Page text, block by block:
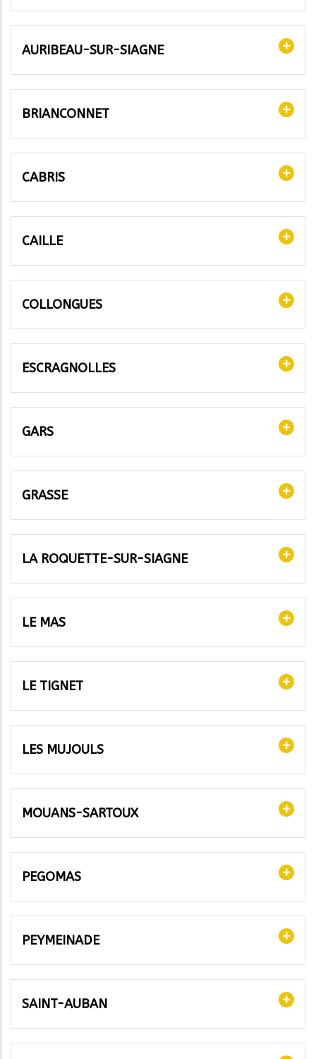
AURIBEAU-SUR-SIAGNE
BRIANCONNET
CABRIS
CAILLE
COLLONGUES
ESCRAGNOLLES
GARS
GRASSE
LA ROQUETTE-SUR-SIAGNE
LE MAS
LE TIGNET
LES MUJOULS
MOUANS-SARTOUX
PEGOMAS
PEYMEINADE
SAINT-AUBAN